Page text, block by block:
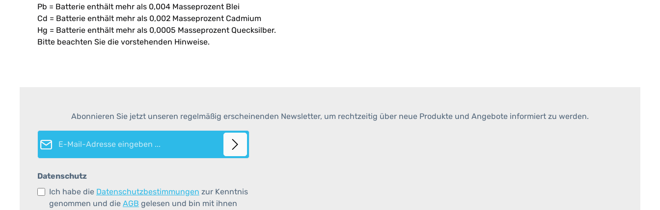
Pb = Batterie enthält mehr als 0,004 Masseprozent Blei
Cd = Batterie enthält mehr als 0,002 Masseprozent Cadmium
Hg = Batterie enthält mehr als 0,0005 Masseprozent Quecksilber.
Bitte beachten Sie die vorstehenden Hinweise.
Abonnieren Sie jetzt unseren regelmäßig erscheinenden Newsletter, um rechtzeitig über neue Produkte und Angebote informiert zu werden.
E-Mail-Adresse*
Datenschutz
Ich habe die Datenschutzbestimmungen zur Kenntnis
genommen und die AGB gelesen und bin mit ihnen